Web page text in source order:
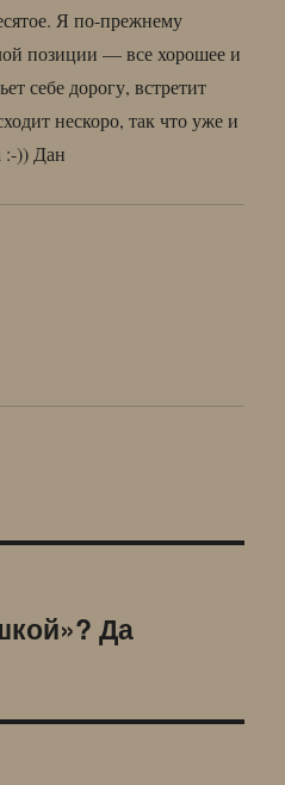
Я по-прежнему
позиции — все хорошее и
себе дорогу, встретит
нескоро, так что уже и
:-)) Дан
Да